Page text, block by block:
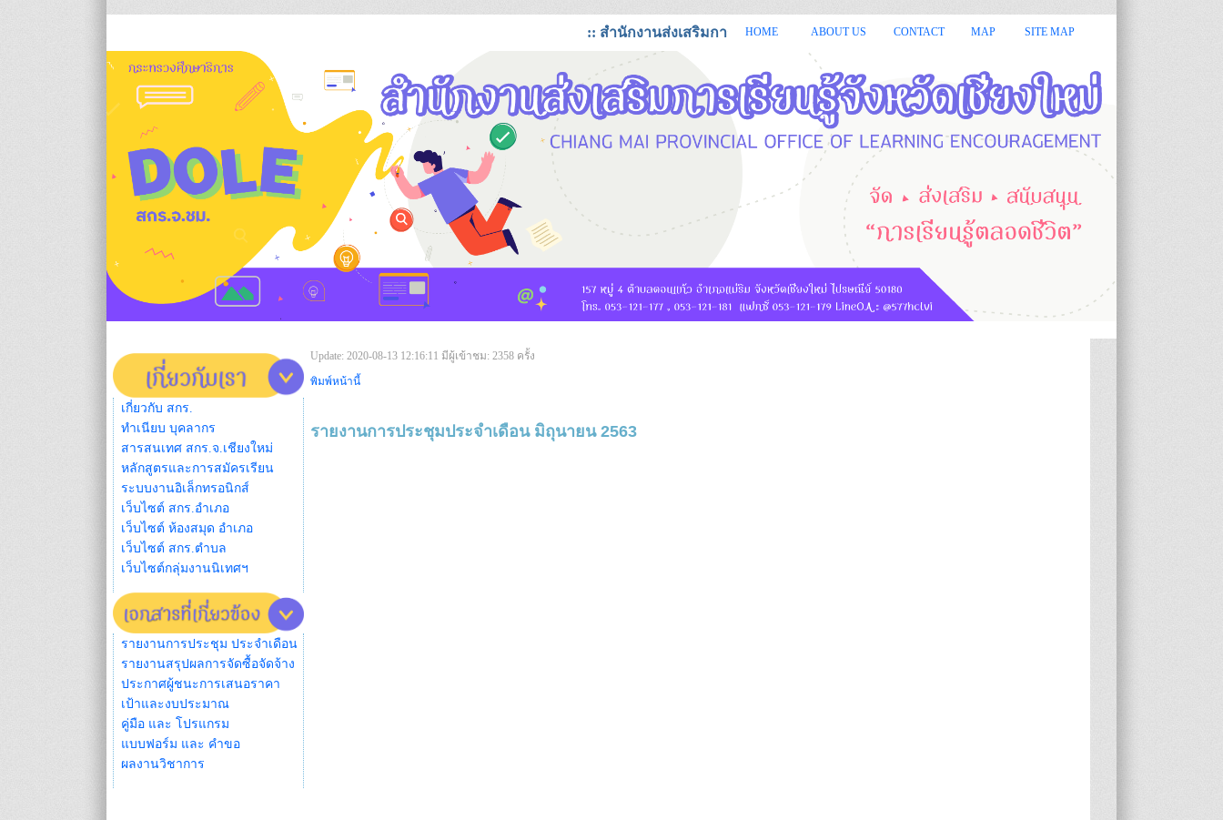
:: สำนักงานส่งเสริมการเรียนรู้จังหวัดเชียงใหม่ ยินดีต้อนรับ :: :: กรมส่งเสริมการเรียนรู้ หรือ สกร.มีห
HOME ABOUT US CONTACT MAP SITE MAP
เกี่ยวกับ สกร.
ทำเนียบ บุคลากร
สารสนเทศ สกร.จ.เชียงใหม่
หลักสูตรและการสมัครเรียน
ระบบงานอิเล็กทรอนิกส์
เว็บไซต์ สกร.อำเภอ
เว็บไซต์ ห้องสมุด อำเภอ
เว็บไซต์ สกร.ตำบล
เว็บไซต์กลุ่มงานนิเทศฯ
รายงานการประชุม ประจำเดือน
รายงานสรุปผลการจัดซื้อจัดจ้าง
ประกาศผู้ชนะการเสนอราคา
เป้าและงบประมาณ
คู่มือ และ โปรแกรม
แบบฟอร์ม และ คำขอ
ผลงานวิชาการ
Update: 2020-08-13 12:16:11 มีผู้เข้าชม: 2358 ครั้ง
พิมพ์หน้านี้
รายงานการประชุมประจำเดือน มิถุนายน 2563